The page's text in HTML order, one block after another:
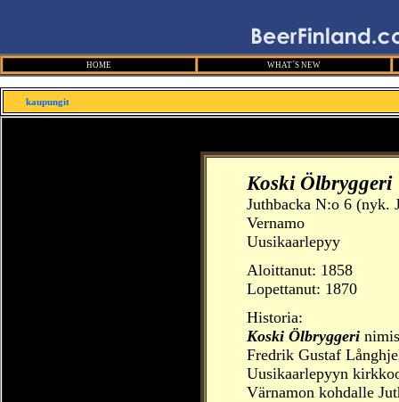
HOME WHAT´S NEW
kaupungit
Koski Ölbryggeri
Juthbacka N:o 6 (nyk.
Vernamo
Uusikaarlepyy
Aloittanut: 1858
Lopettanut: 1870
Historia:
Koski Ölbryggeri
Fredrik Gustaf
Uusikaarlepyyn
Värnamon kohdalle